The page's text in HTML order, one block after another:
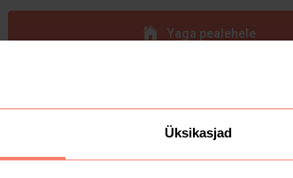
Üksikasjad
Yaga pealehele